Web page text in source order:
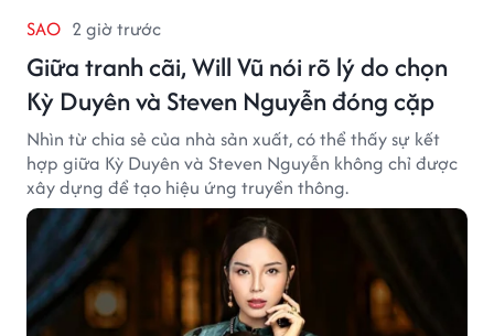
SAO 2 giờ trước
Giữa tranh cãi, Will Vũ nói rõ lý do chọn
Kỳ Duyên và Steven Nguyễn đóng cặp
Nhìn từ chia sẻ của nhà sản xuất, có thể thấy sự kết
hợp giữa Kỳ Duyên và Steven Nguyễn không chỉ được
xây dựng để tạo hiệu ứng truyền thông.